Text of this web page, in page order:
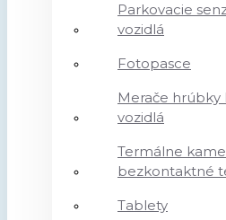
Parkovacie
vozidlá
Fotopasce
Merače hrúbky
vozidlá
Termálne
bezkontaktné
Tablety